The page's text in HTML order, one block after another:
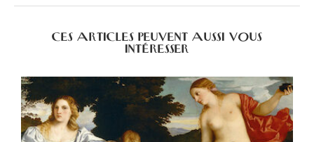
CES ARTICLES PEUVENT AUSSI VOUS
INTÉRESSER